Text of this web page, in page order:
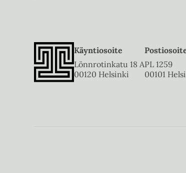
Käyntiosoite
Lönnrotinkatu 18 A
00120 Helsinki
PL 1259
00101